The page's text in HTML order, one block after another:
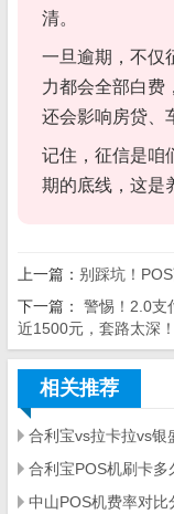
清。
一旦逾期，不仅
力都会全部白费
还会影响房贷、
记住，征信是咱
期的底线，这是
上一篇： 别踩坑！
下一篇：
警惕！2.0支
近1500元，套路太深！
相关推荐
合利宝vs拉卡拉vs银
合利宝POS机刷卡
中山POS机费率对比